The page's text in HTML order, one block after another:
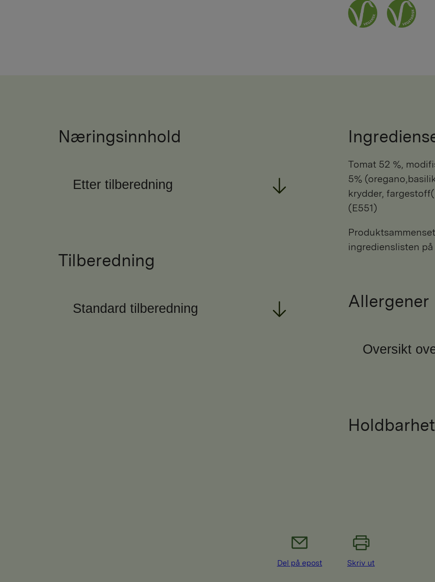
Næringsinnhold
Etter tilberedning
Tilberedning
Standard tilberedning
tomat 52 %, modifisert potetstivelse, sukker, løk, urter
5%
krydder,
(E551)
ingredienslisten
Allergener
Oversikt
Del på epost Skriv ut